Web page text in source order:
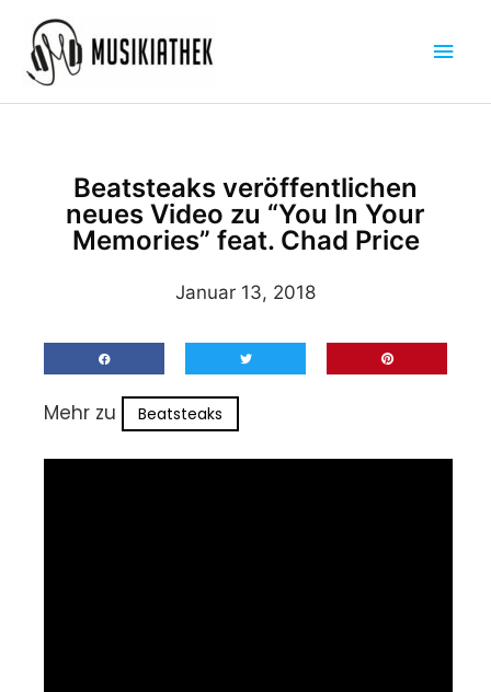
Inhalt
springen
Beatsteaks veröffentlichen
neues Video zu “You In Your
Memories” feat. Chad Price
Januar 13, 2018
Mehr zu Beatsteaks